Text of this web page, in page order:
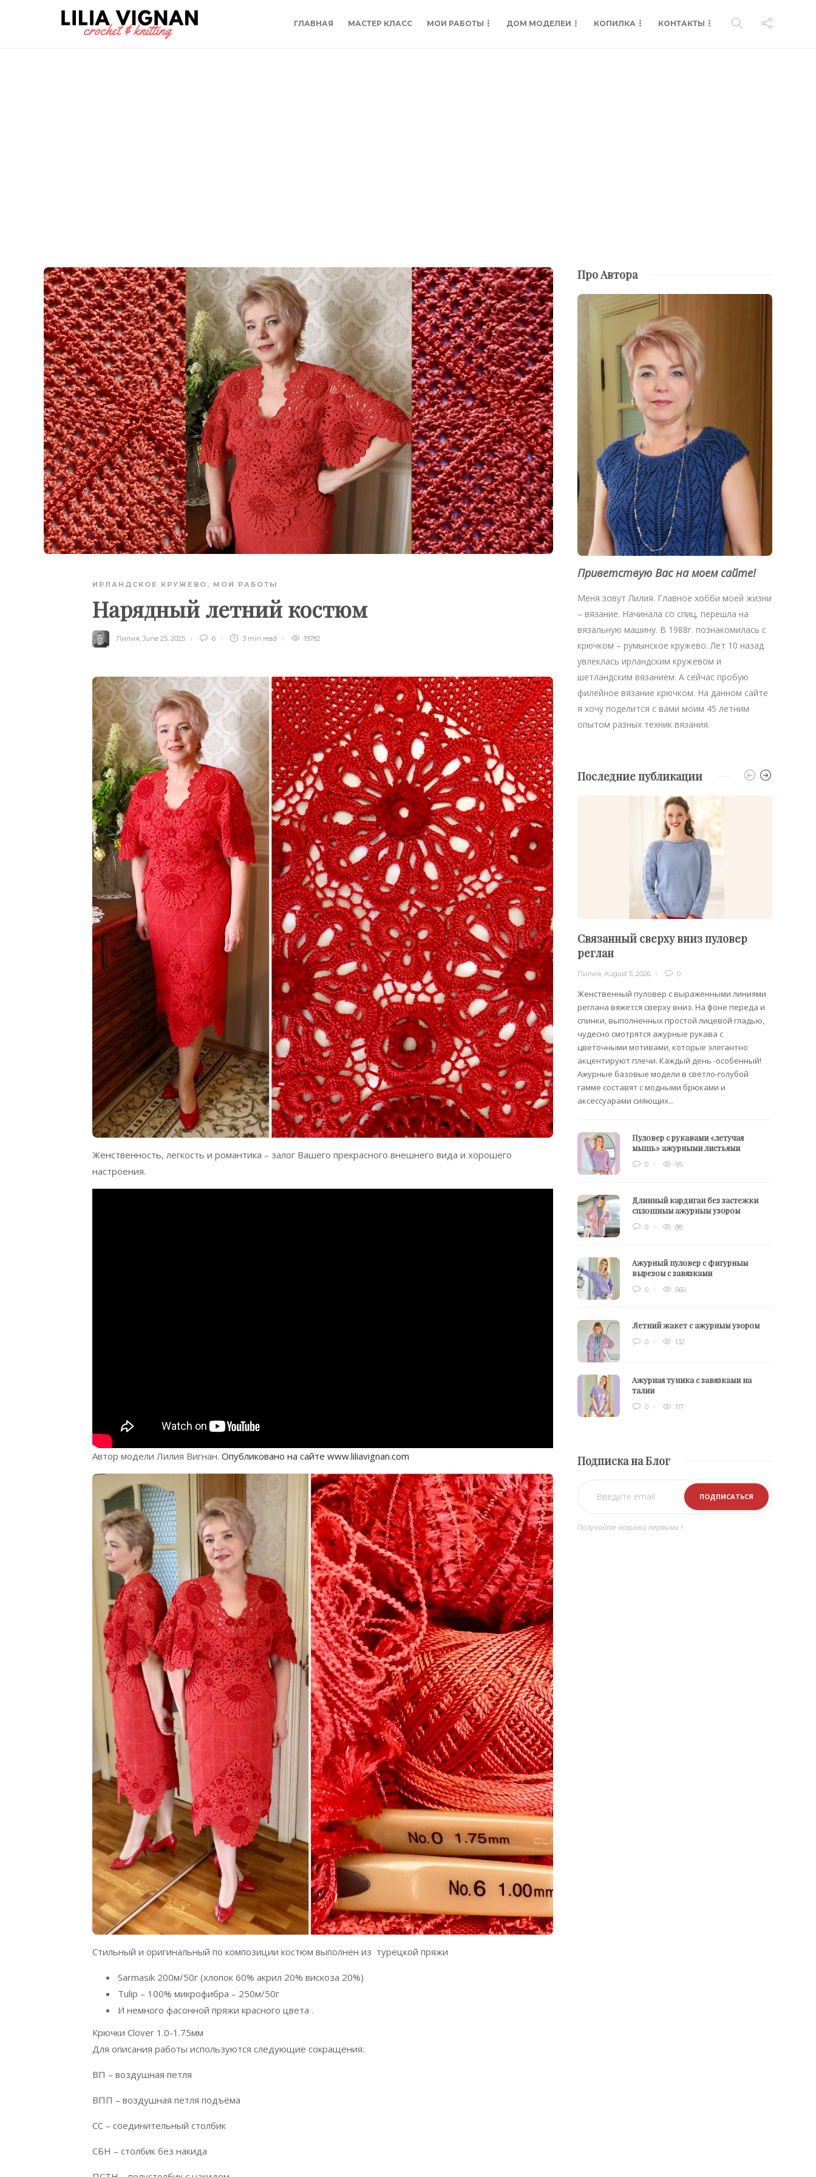
ГЛАВНАЯ МАСТЕР КЛАСС МОИ РАБОТЫ ДОМ МОДЕЛЕИ КОПИЛКА КОНТАКТЫ
ИРЛАНДСКОЕ КРУЖЕВО , МОИ РАБОТЫ
Нарядный летний костюм
Лилия, June 25, 2025 6 3 min read 19782
Женственность, легкость и романтика – залог Вашего прекрасного внешнего вида и хорошего
настроения.
Автор модели Лилия Вигнан. Опубликовано на сайте www.liliavignan.com
Стильный и оригинальный по композиции костюм выполнен из турецкой пряжи
Sarmasik 200м/50г (хлопок 60% акрил 20% вискоза 20%)
Тulip – 100% микрофибра – 250м/50г
И немного фасонной пряжи красного цвета .
Крючки Clover 1.0-1.75мм
Для описания работы используются следующие сокращения:
ВП – воздушная петля
ВПП – воздушная петля подъёма
СС – соединительный столбик
СБН – столбик без накида
Про Автора
Приветствую Вас на моем сайте!
Меня зовут Лилия. Главное хобби моей жизни
– вязание. Начинала со спиц, перешла на
вязальную машину. В 1988г. познакомилась с
крючком – румынское кружево. Лет 10 назад
увлеклась ирландским кружевом и
шетландским вязанием. А сейчас пробую
филейное вязание крючком. На данном сайте
я хочу поделится с вами моим 45 летним
опытом разных техник вязания.
Последние публикации
Связанный сверху вниз пуловер
реглан
Лилия ,August 5, 2026 0
Женственный пуловер с выраженными линиями
реглана вяжется сверху вниз. На фоне переда и
спинки, выполненных простой лицевой гладью,
чудесно смотрятся ажурные рукава с
цветочными мотивами, которые элегантно
акцентируют плечи. Каждый день -особенный!
Ажурные базовые модели в светло-голубой
гамме составят с модными брюками и
аксессуарами сияющих...
Пуловер с рукавами «летучая
мышь» ажурными листьями
0 95
Длинный кардиган без застежки
сплошным ажурным узором
0 88
Ажурный пуловер с фигурным
вырезом с завязками
0 560
Летний жакет с ажурным узором
0 132
Ажурная туника с завязками на
талии
0 117
Подписка на Блог
Получайте новинки первыми !